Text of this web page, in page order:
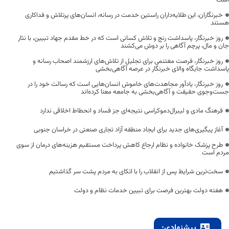
خبرنگاران، این طلایه‌داران راستین خدمت در رسانه، انسان‌های پرتلاش و فداکاری
هستند
روز خبرنگار، پاسداشت رنج و تلاش کسانی است که در خط مقدم جهاد تبیین، با نثار
جان و مال، پرچم آگاهی را بر دوش می‌کشند
روز خبرنگار، فرصت مغتنمی برای تجلیل از تلاش‌های ارزشمند اصحاب رسانه و
پاسداشت جایگاه والای خبرنگار در عرصه آگاهی‌بخشی
روز خبرنگار، یادآور مجاهدت‌های خاموش انسان‌هایی است که رسالت خود را در
جست‌وجوی حقیقت و آگاهی‌بخشی به جامعه معنا کرده‌اند
فرهنگ مادی و لیبرال‌دموکراسی نتیجه‌ای جز فساد و انحطاط اخلاقی ندارد
آغاز پیگیری‌های جدید برای ایجاد منطقه آزاد تجاری صنعتی در خراسان جنوبی
طرح پزشک خانواده و نظام ارجاع کاهش پرداخت مستقیم هزینه‌های درمان از سوی
مردم است
سخت‌ترین شرایط پس از انقلاب را با اتکای به مردم پشت سر گذاشتیم
هفته دولت بهترین فرصت برای تبیین خدمات نظام و دولت